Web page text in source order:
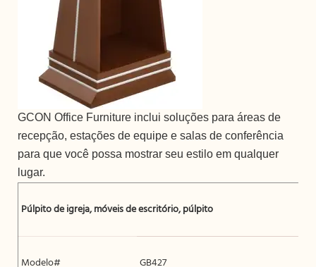
GCON Office Furniture inclui soluções para áreas de
recepção, estações de equipe e salas de conferência
para que você possa mostrar seu estilo em qualquer
lugar.
Púlpito de igreja, móveis de escritório, púlpito
Modelo# GB427